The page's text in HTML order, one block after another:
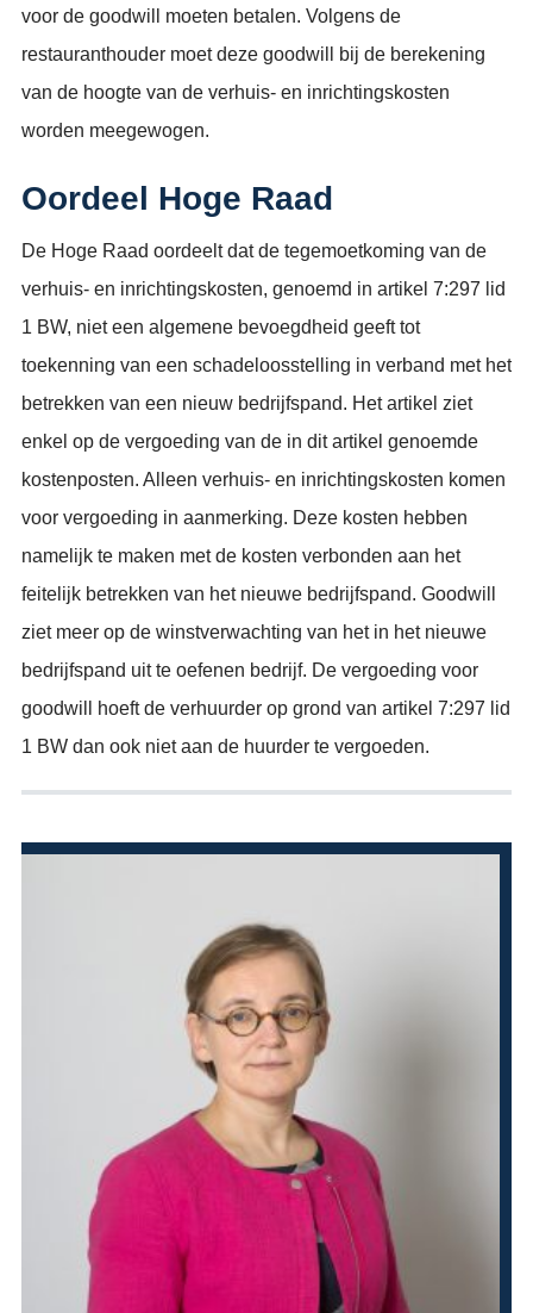
voor de goodwill moeten betalen. Volgens de
restauranthouder moet deze goodwill bij de berekening
van de hoogte van de verhuis- en inrichtingskosten
worden meegewogen.
Oordeel Hoge Raad
De Hoge Raad oordeelt dat de tegemoetkoming van de
verhuis- en inrichtingskosten, genoemd in artikel 7:297 lid
1 BW, niet een algemene bevoegdheid geeft tot
toekenning van een schadeloosstelling in verband met het
betrekken van een nieuw bedrijfspand. Het artikel ziet
enkel op de vergoeding van de in dit artikel genoemde
kostenposten. Alleen verhuis- en inrichtingskosten komen
voor vergoeding in aanmerking. Deze kosten hebben
namelijk te maken met de kosten verbonden aan het
feitelijk betrekken van het nieuwe bedrijfspand. Goodwill
ziet meer op de winstverwachting van het in het nieuwe
bedrijfspand uit te oefenen bedrijf. De vergoeding voor
goodwill hoeft de verhuurder op grond van artikel 7:297 lid
1 BW dan ook niet aan de huurder te vergoeden.